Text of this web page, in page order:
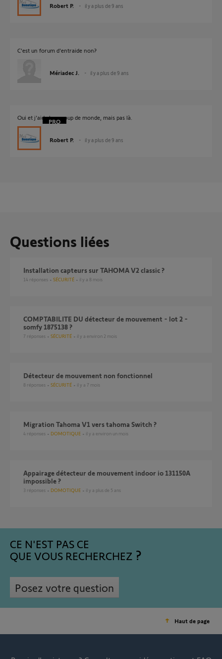
Robert P. il y a plus de 9 ans
C'est un forum d'entraide non?
Mériadec J. il y a plus de 9 ans
Oui et j'aide beaucoup de monde, mais pas là.
Robert P. il y a plus de 9 ans
Questions liées
Installation capteurs sur TAHOMA V2 classic ?
14 réponses SÉCURITÉ il y a 8 mois
COMPTABILITE DU détecteur de mouvement - lot 2 -
somfy 1875138 ?
7 réponses SÉCURITÉ il y a environ 2 mois
Détecteur de mouvement non fonctionnel
8 réponses SÉCURITÉ il y a 7 mois
Migration Tahoma V1 vers tahoma Switch ?
4 réponses DOMOTIQUE il y a environ un mois
appairage détecteur de mouvement indoor io 131150A
impossible ?
3 réponses DOMOTIQUE il y a plus de 5 ans
CE N'EST PAS CE
QUE VOUS RECHERCHEZ
Posez votre question
Haut de page